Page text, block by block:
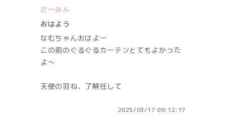
だーみん
おはよう
なむちゃんおはよー
この前のぐるぐるカーテンとてもよかった
よ〜
天使の羽ね、了解任して
2025/03/17 09:12:17